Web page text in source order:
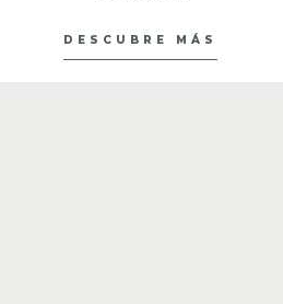
DESCUBRE MÁS